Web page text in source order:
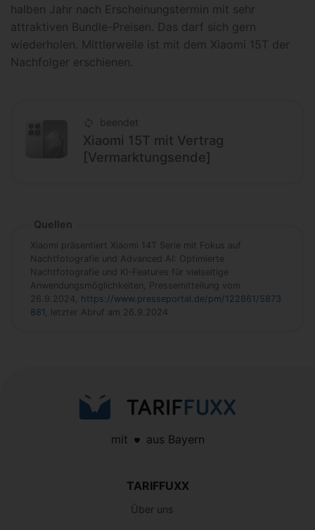
halben Jahr nach Erscheinungstermin mit sehr
attraktiven Bundle-Preisen. Das darf sich gern
wiederholen. Mittlerweile ist mit dem Xiaomi 15T der
Nachfolger erschienen.
beendet
Xiaomi 15T mit Vertrag
[Vermarktungsende]
Quellen
Xiaomi präsentiert Xiaomi 14T Serie mit Fokus auf
Nachtfotografie und Advanced AI: Optimierte
Nachtfotografie und KI-Features für vielseitige
Anwendungsmöglichkeiten, Pressemitteilung vom
26.9.2024, https://www.presseportal.de/pm/122861/5873
881 , letzter Abruf am 26.9.2024
mit aus Bayern
TARIFFUXX
Über uns